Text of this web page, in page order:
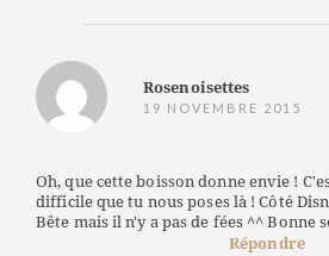
Rosenoisettes
19 NOVEMBRE 2015
Oh, que cette boisson donne envie !
difficile que tu nous poses là ! Côté
Bête mais il n'y a pas de fées ^^ Bonne
Répondre